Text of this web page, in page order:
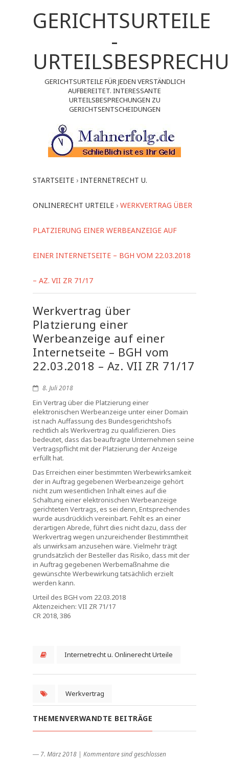
GERICHTSURTEILE
-
GERICHTSURTEILE FÜR JEDEN VERSTÄNDLICH
AUFBEREITET. INTERESSANTE
URTEILSBESPRECHUNGEN ZU
GERICHTSENTSCHEIDUNGEN
STARTSEITE › INTERNETRECHT U.
ONLINERECHT URTEILE › WERKVERTRAG ÜBER
PLATZIERUNG EINER WERBEANZEIGE AUF
EINER INTERNETSEITE – BGH VOM 22.03.2018
– AZ. VII ZR 71/17
Werkvertrag über
Platzierung einer
Werbeanzeige auf einer
Internetseite – BGH vom
22.03.2018 – Az. VII ZR 71/17
8. Juli 2018
Ein Vertrag über die Platzierung einer
elektronischen Werbeanzeige unter einer Domain
ist nach Auffassung des Bundesgerichtshofs
rechtlich als Werkvertrag zu qualifizieren. Dies
bedeutet, dass das beauftragte Unternehmen seine
Vertragspflicht mit der Platzierung der Anzeige
erfüllt hat.
Das Erreichen einer bestimmten Werbewirksamkeit
der in Auftrag gegebenen Werbeanzeige gehört
nicht zum wesentlichen Inhalt eines auf die
Schaltung einer elektronischen Werbeanzeige
gerichteten Vertrags, es sei denn, Entsprechendes
wurde ausdrücklich vereinbart. Fehlt es an einer
derartigen Abrede, führt dies nicht dazu, dass der
Werkvertrag wegen unzureichender Bestimmtheit
als unwirksam anzusehen wäre. Vielmehr trägt
grundsätzlich der Besteller das Risiko, dass mit der
in Auftrag gegebenen Werbemaßnahme die
gewünschte Werbewirkung tatsächlich erzielt
werden kann.
Urteil des BGH vom 22.03.2018
Aktenzeichen: VII ZR 71/17
CR 2018, 386
Internetrecht u. Onlinerecht Urteile
Werkvertrag
THEMENVERWANDTE BEITRÄGE
― 7. März 2018 | Kommentare sind geschlossen